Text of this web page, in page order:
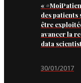
«
des patients
être
avancer la
data
30/01/2017